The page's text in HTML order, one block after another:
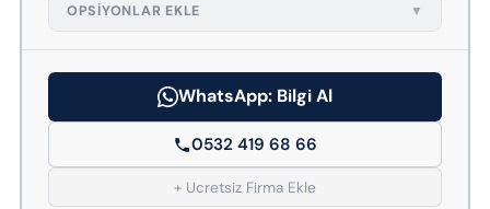
OPSIYONLAR EKLE ▼
WhatsApp: Bilgi Al
0532 419 68 66
+ Ucretsiz Firma Ekle